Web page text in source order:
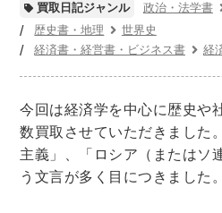
歴史書・地理
世界史 他歴史地理学
経済書・経営書・ビジネス
ビジネス書
マーケティ
マネジメント・人材管理・リ
買取日記ジャンル 政治・法学書
歴史書・地理
世界史
経済書・経営書・ビジネス書
経
今回は経済学を中心に歴史や
数買取させていただきました
主義」、「ロシア（またはソ
う文言が多く目につきました。